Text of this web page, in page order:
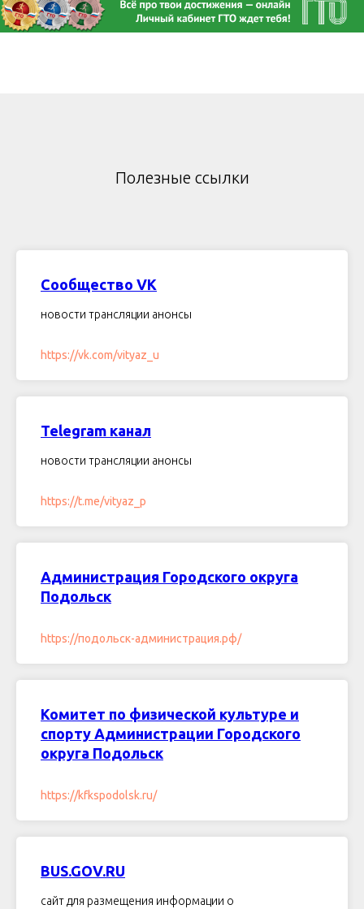
Полезные ссылки
Сообщество VK
новости трансляции анонсы
https://vk.com/vityaz_u
Telegram канал
новости трансляции анонсы
https://t.me/vityaz_p
Администрация Городского округа
Подольск
https://подольск-администрация.рф/
Комитет по физической культуре и
спорту Администрации Городского
округа Подольск
https://kfkspodolsk.ru/
BUS.GOV.RU
сайт для размещения информации о